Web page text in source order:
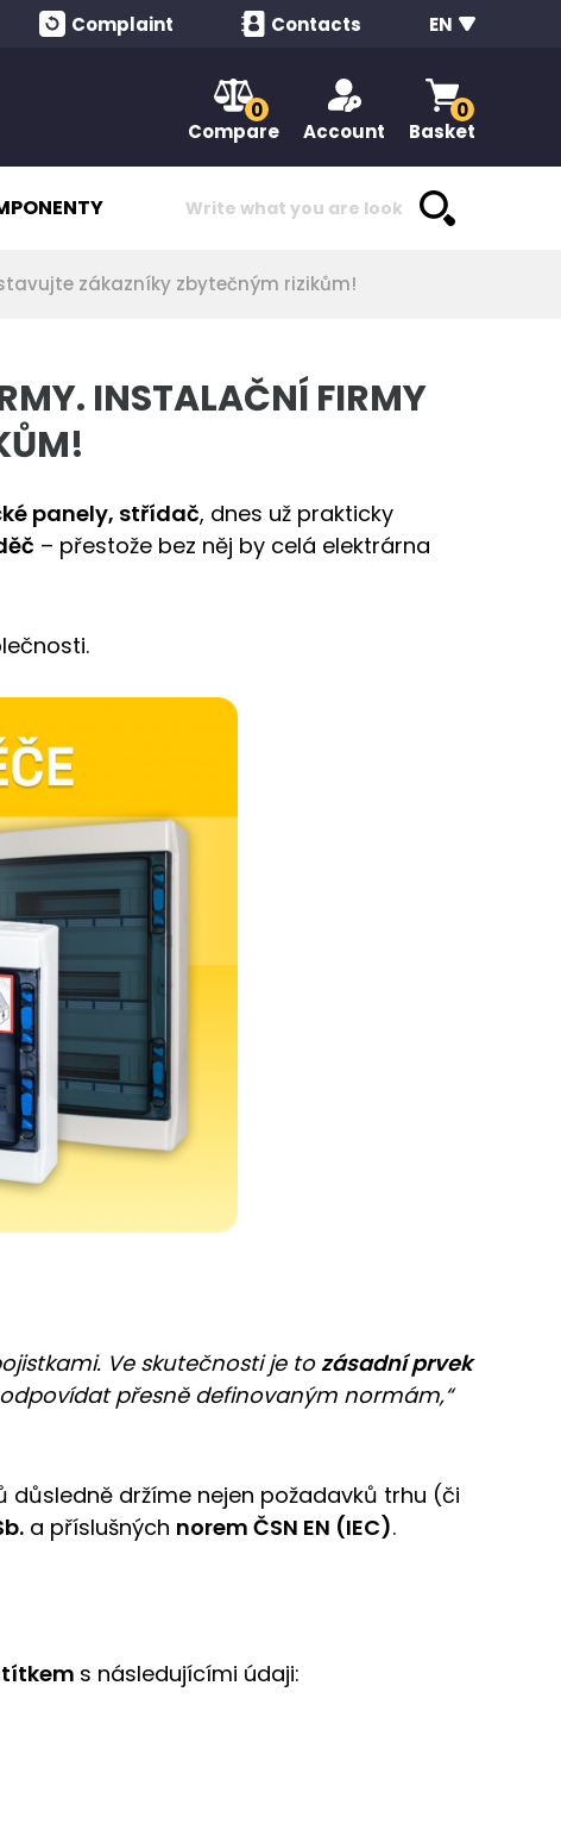
Complaint Contacts EN
0
Compare
Account
0
Basket
zákazníky zbytečným rizikům!
INSTALAČNÍ FIRMY
panely, střídač, dnes už prakticky
– přestože bez něj by celá elektrárna
Ve skutečnosti je tozásadní prvek
přesně definovaným normám,“
důsledně držíme nejen požadavků trhu (či
a příslušných norem ČSN EN (IEC).
s následujícími údaji: